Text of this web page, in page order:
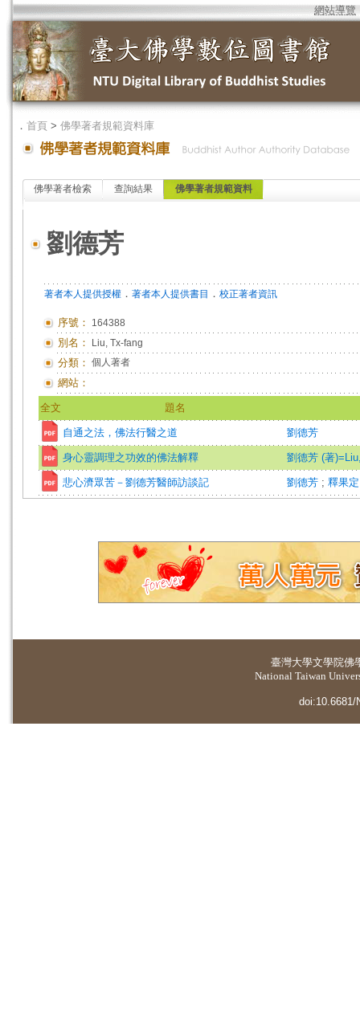
網站導覽
． 首頁 > 佛學著者規範資料庫
佛學著者檢索 查詢結果 佛學著者規範資料
劉德芳
著者本人提供授權 ． 著者本人提供書目 ． 校正著者資訊
序號： 164388
別名： Liu, Tx-fang
分類： 個人著者
網站：
全文 題名
自通之法，佛法行醫之道 劉德芳
身心靈調理之功效的佛法解釋 劉德芳 (著
悲心濟眾苦－劉德芳醫師訪談記 劉德芳 ; 釋果定
臺灣大學文學院佛
National Taiwan
doi:10.6681/